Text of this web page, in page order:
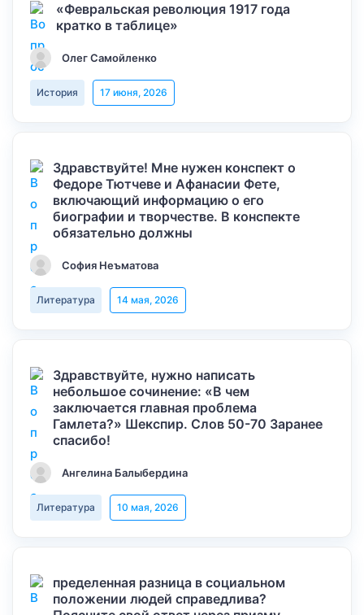
«Февральская революция 1917 года
кратко в таблице»
Олег Самойленко
История 17 июня, 2026
Здравствуйте! Мне нужен конспект о
Федоре Тютчеве и Афанасии Фете,
включающий информацию о его
биографии и творчестве. В конспекте
обязательно должны
София Неъматова
Литература 14 мая, 2026
Здравствуйте, нужно написать
небольшое сочинение: «В чем
заключается главная проблема
Гамлета?» Шекспир. Слов 50-70 Заранее
спасибо!
Ангелина Балыбердина
Литература 10 мая, 2026
пределенная разница в социальном
положении людей справедлива?